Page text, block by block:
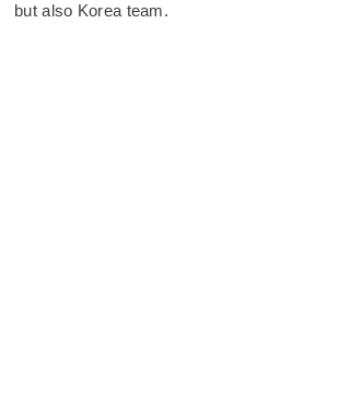
but also Korea team.